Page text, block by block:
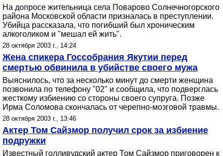
На допросе жительница села Поварово Солнечногорского
района Московской области призналась в преступлении.
Убийца рассказала, что погибший был хроническим
алкоголиком и "мешал ей жить".
28 октября 2003 г., 14:24
Жена спикера Госсобрания Якутии перед
смертью обвинила в убийстве своего мужа
Выяснилось, что за несколько минут до смерти женщина
позвонила по телефону "02" и сообщила, что подверглась
жесткому избиению со стороны своего супруга. Позже
Ирма Соломова скончалась от черепно-мозговой травмы.
28 октября 2003 г., 13:46
Актер Том Сайзмор получил срок за избиение
подружки
Известный голливудский актер Том Сайзмор приговорен к